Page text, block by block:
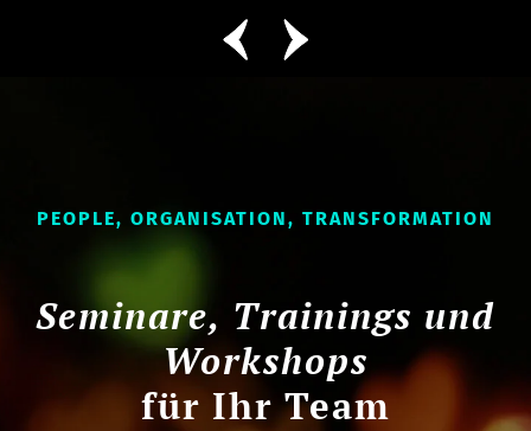
PEOPLE, ORGANISATION, TRANSFORMATION
Seminare, Trainings und
Workshops
für Ihr Team